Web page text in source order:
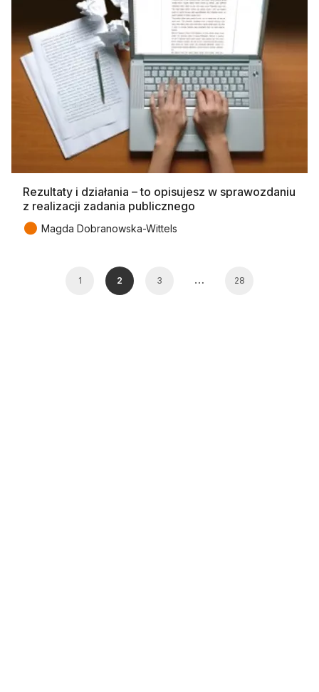
Rezultaty i działania – to opisujesz w sprawozdaniu
z realizacji zadania publicznego
● Magda Dobranowska-Wittels
1 2 3 … 28